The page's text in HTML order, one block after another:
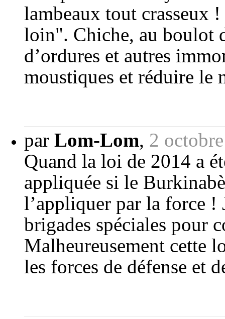
lambeaux tout crasseux
loin". Chiche, au boulot
d’ordures et autres
moustiques et réduire le
par Lom-Lom, 2
Quand la loi de 2014 a
appliquée si le
l’appliquer par la force !
brigades spéciales pour
Malheureusement cette
les forces de défense et